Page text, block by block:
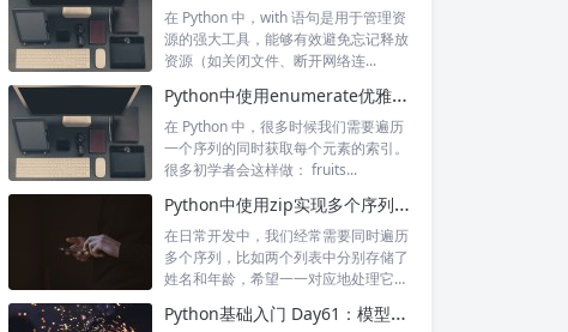
在 Python 中，with 语句是用于管理资
源的强大工具，能够有效避免忘记释放
资源（如关闭文件、断开网络连...
Python中使用enumerate优雅地遍历序列及索引
在 Python 中，很多时候我们需要遍历
一个序列的同时获取每个元素的索引。
很多初学者会这样做： fruits...
Python中使用zip实现多个序列的同步遍历
在日常开发中，我们经常需要同时遍历
多个序列，比如两个列表中分别存储了
姓名和年龄，希望一一对应地处理它
Python基础入门 Day61：模型继承与通用查询封装